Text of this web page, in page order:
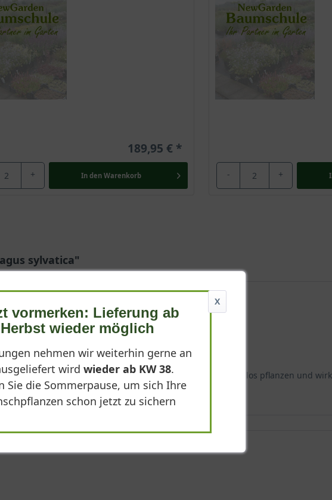
189,95 €
+ In den Warenkorb - +
sylvatica"
Qualität bei uns an. Die Elemente ließen sich problemlos pflanzen und
dichte Hecke warten möchte.
X
vormerken: Lieferung ab
Herbst wieder möglich
nehmen wir weiterhin gerne an
wird wieder ab KW 38.
Sie die Sommerpause, um sich Ihre
schon jetzt zu sichern